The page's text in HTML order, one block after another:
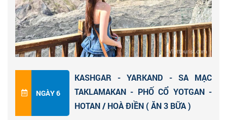
áo. Tuyến đường Pamir Plateau Sky hay còn gọi là
đường cổ xưa Panlong, tuyến đường ngoằn ngoèo qua
núi Côn Lôn là một trong những tuyến đường ngoạn
mục và ấn tượng nhất thế giới. con đường khó tiếp
cận nối liền với Hồ chứa nước Xiabandi
Nhìn từ trên cao, cung đường giống như một con rồng
màu xám khổng lồ bò dọc triền núi ở vùng
Kashgar. Đường được thông xe từ tháng 7/2019, nhằm
Đến giờ đoàn về Kashgar mua sắm, dạo phố - ăn tối
nhận phòng khách sạn 4SAO nghỉ ngơi
NGÀY 6
KASHGAR - YARKAND - SA MẠC
TAKLAMAKAN - PHỐ CỔ YOTGAN -
HOTAN / HOÀ ĐIỀN ( ĂN 3 BỮA )